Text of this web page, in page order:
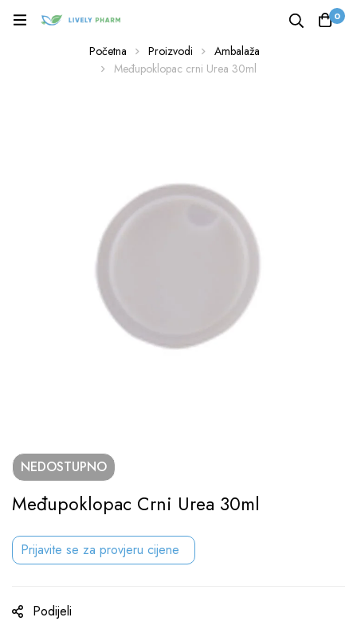
0
Početna Proizvodi
Ambalaža
Međupoklopac crni Urea 30ml
NEDOSTUPNO
Međupoklopac Crni Urea 30ml
Prijavite se za provjeru cijene
Podijeli